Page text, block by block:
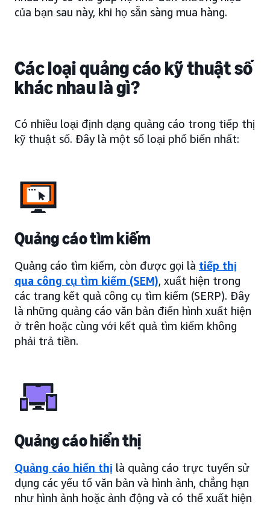
của bạn sau này, khi họ sẵn sàng mua hàng.
Các loại quảng cáo kỹ thuật số
khác nhau là gì?
Có nhiều loại định dạng quảng cáo trong tiếp thị
kỹ thuật số. Đây là một số loại phổ biến nhất:
Quảng cáo tìm kiếm
Quảng cáo tìm kiếm, còn được gọi là tiếp thị
qua công cụ tìm kiếm (SEM), xuất hiện trong
các trang kết quả công cụ tìm kiếm (SERP). Đây
là những quảng cáo văn bản điển hình xuất hiện
ở trên hoặc cùng với kết quả tìm kiếm không
phải trả tiền.
Quảng cáo hiển thị
Quảng cáo hiển thị là quảng cáo trực tuyến sử
dụng các yếu tố văn bản và hình ảnh, chẳng hạn
như hình ảnh hoặc ảnh động và có thể xuất hiện